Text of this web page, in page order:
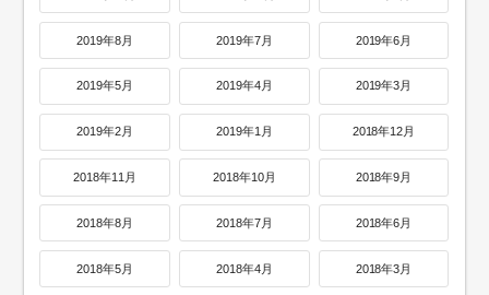
2019年8月 2019年7月 2019年6月
2019年5月 2019年4月 2019年3月
2019年2月 2019年1月 2018年12月
2018年11月 2018年10月 2018年9月
2018年8月 2018年7月 2018年6月
2018年5月 2018年4月 2018年3月